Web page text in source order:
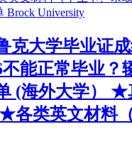
克大学毕业证
不能正常毕业
(海外大学） ★
各类英文材料